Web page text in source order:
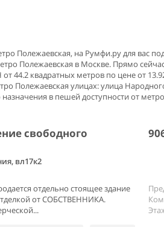
Полежаевская, на Румфи.ру для вас
Полежаевская в Москве. Прямо
квадратных метров по цене от
Полежаевская улицах: улица
в пешей доступности от
свободного
вл17к2
отдельно стоящее здание
от СОБСТВЕННИКА.